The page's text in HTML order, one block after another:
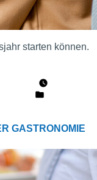
starten können.
GASTRONOMIE